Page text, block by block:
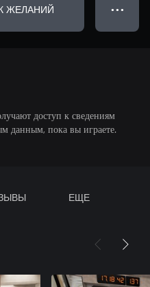
ЖЕЛАНИЙ ● ● ●
доступ к сведениям
данным, пока вы играете.
ЕЩЕ